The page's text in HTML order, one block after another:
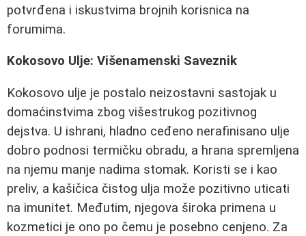
potvrđena i iskustvima brojnih korisnica na
forumima.
Kokosovo Ulje: Višenamenski Saveznik
Kokosovo ulje je postalo neizostavni sastojak u
domaćinstvima zbog višestrukog pozitivnog
dejstva. U ishrani, hladno ceđeno nerafinisano ulje
dobro podnosi termičku obradu, a hrana spremljena
na njemu manje nadima stomak. Koristi se i kao
preliv, a kašičica čistog ulja može pozitivno uticati
na imunitet. Međutim, njegova široka primena u
kozmetici je ono po čemu je posebno cenjeno. Za